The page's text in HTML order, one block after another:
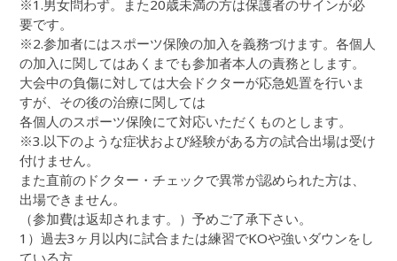
※1.男女問わず。また20歳未満の方は保護者のサインが必
要です。
※2.参加者にはスポーツ保険の加入を義務づけます。各個人
の加入に関してはあくまでも参加者本人の責務とします。
大会中の負傷に対しては大会ドクターが応急処置を行いま
すが、その後の治療に関しては
各個人のスポーツ保険にて対応いただくものとします。
※3.以下のような症状および経験がある方の試合出場は受け
付けません。
また直前のドクター・チェックで異常が認められた方は、
出場できません。
（参加費は返却されます。）予めご了承下さい。
1）過去3ヶ月以内に試合または練習でKOや強いダウンをし